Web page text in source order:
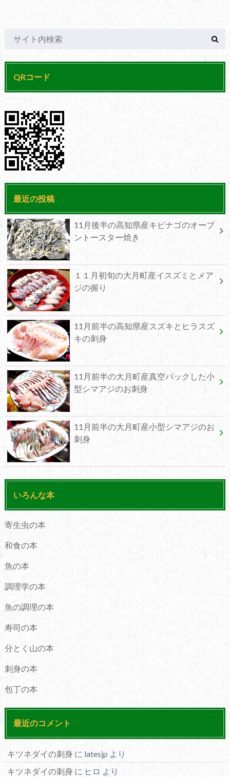
QRコード
最近の投稿
11月後半の高知県産キビナゴのオーブ
ントースター焼き
１１月初旬の大月町産イスズミとメア
ジの握り
11月前半の高知県産スズキとヒラスズ
キの刺身
11月前半の大月町産真空パックした小
型シマアジのお刺身
11月前半の大月町産小型シマアジのお
刺身
いろんな本
寄生虫の本
和食の本
魚の本
調理学の本
魚の調理の本
寿司の本
分とく山の本
刺身の本
包丁の本
最近のコメント
キツネダイの刺身 に latesjp より
キツネダイの刺身 に ヒロ より